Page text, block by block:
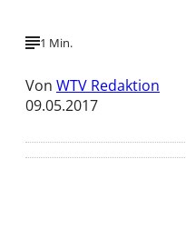
1 Min.
Von WTV Redaktion
09.05.2017